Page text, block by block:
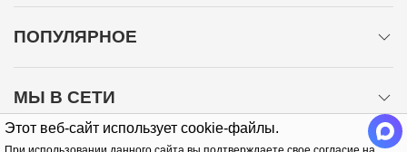
Этот веб-сайт использует cookie-файлы.
ПОПУЛЯРНОЕ
МЫ В СЕТИ